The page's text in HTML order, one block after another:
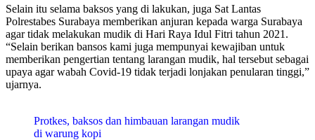
Selain itu selama baksos yang di lakukan, juga Sat Lantas
Polrestabes Surabaya memberikan anjuran kepada warga Surabaya
agar tidak melakukan mudik di Hari Raya Idul Fitri tahun 2021.
“Selain berikan bansos kami juga mempunyai kewajiban untuk
memberikan pengertian tentang larangan mudik, hal tersebut sebagai
upaya agar wabah Covid-19 tidak terjadi lonjakan penularan tinggi,”
ujarnya.
Protkes, baksos dan himbauan larangan mudik
di warung kopi